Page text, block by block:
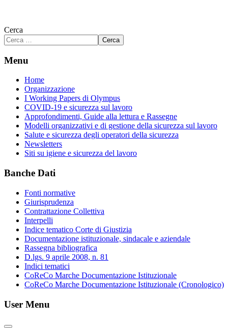
Cerca
Cerca
Menu
Home
Organizzazione
I Working Papers di Olympus
COVID-19 e sicurezza sul lavoro
Approfondimenti, Guide alla lettura e Rassegne
Modelli organizzativi e di gestione della sicurezza sul lavoro
Salute e sicurezza degli operatori della sicurezza
Newsletters
Siti su igiene e sicurezza del lavoro
Banche Dati
Fonti normative
Giurisprudenza
Contrattazione Collettiva
Interpelli
Indice tematico Corte di Giustizia
Documentazione istituzionale, sindacale e aziendale
Rassegna bibliografica
D.lgs. 9 aprile 2008, n. 81
Indici tematici
CoReCo Marche Documentazione Istituzionale
CoReCo Marche Documentazione Istituzionale (Cronologico)
User Menu